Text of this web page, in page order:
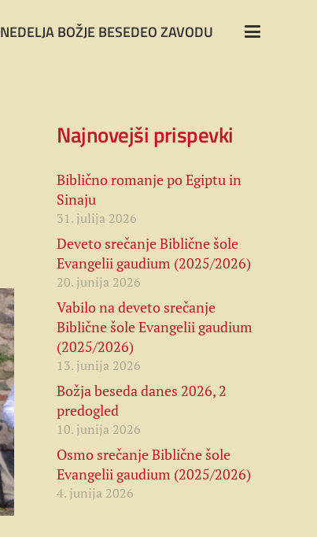
NEDELJA BOŽJE BESEDEO ZAVODU
Najnovejši prispevki
Biblično romanje po Egiptu in
Sinaju
31. julija 2026
Deveto srečanje Biblične šole
Evangelii gaudium (2025/2026)
20. junija 2026
Vabilo na deveto srečanje
Biblične šole Evangelii gaudium
(2025/2026)
13. junija 2026
Božja beseda danes 2026, 2
predogled
10. junija 2026
Osmo srečanje Biblične šole
Evangelii gaudium (2025/2026)
4. junija 2026